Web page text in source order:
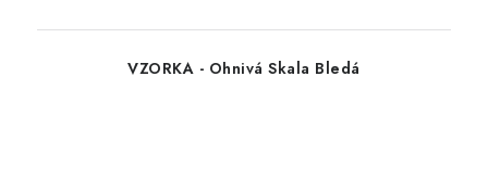
VZORKA - Ohnivá Skala Bledá